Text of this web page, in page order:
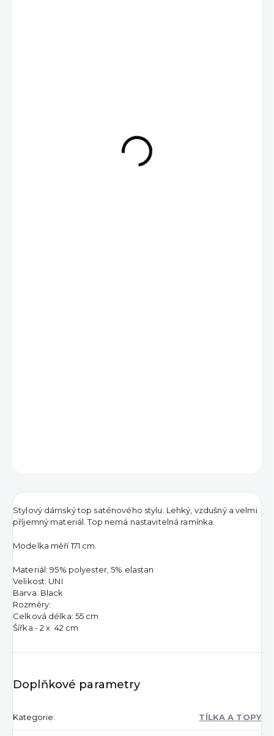
Stylový dámský top saténového stylu. Lehký, vzdušný a velmi
příjemný materiál. Top nemá nastavitelná ramínka.
Modelka měří 171 cm.
Materiál: 95% polyester, 5% elastan
Velikost: UNI
Barva: Black
Rozměry:
Celková délka: 55 cm
Šířka - 2 x 42 cm
Doplňkové parametry
Kategorie: TÍLKA A TOPY